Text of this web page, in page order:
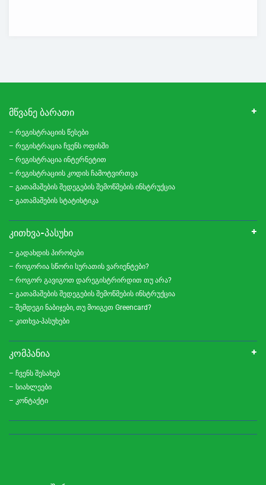
ᲛᲬᲕᲐᲜᲔ ᲑᲐᲠᲐᲗᲘ
– რეგისტრაციის წესები
– რეგისტრაცია ჩვენს ოფისში
– რეგისტრაცია ინტერნეტით
– რეგისტრაციის კოდის ჩამოტვირთვა
– გათამაშების შედეგების შემოწმების ინსტრუქცია
– გათამაშების სტატისტიკა
ᲙᲘᲗᲮᲕᲐ-ᲞᲐᲡᲣᲮᲘ
– გადახდის პირობები
– როგორია სწორი სურათის ვარიენტები?
– როგორ გავიგოთ დარეგისტრირდით თუ არა?
– გათამაშების შედეგების შემოწმების ინსტრუქცია
– შემდეგი ნაბიჯები, თუ მოიგეთ Greencard?
– კითხვა-პასუხები
ᲙᲝᲛᲞᲐᲜᲘᲐ
– ჩვენს შესახებ
– სიახლეები
– კონტაქტი